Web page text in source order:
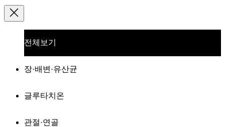
전체보기
장·배변·유산균
글루타치온
관절·연골